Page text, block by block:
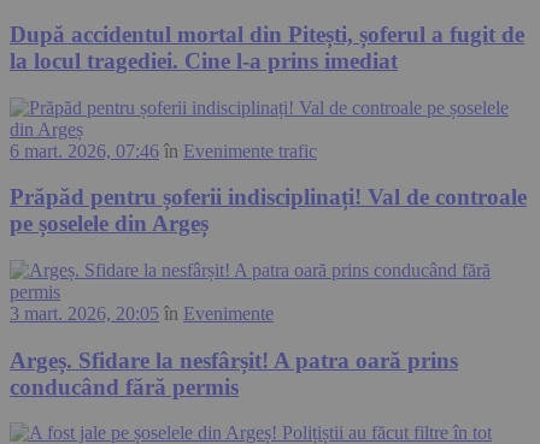
După accidentul mortal din Pitești, șoferul a fugit de
la locul tragediei. Cine l-a prins imediat
6 mart. 2026, 07:46 în Evenimente trafic
Prăpăd pentru șoferii indisciplinați! Val de controale
pe șoselele din Argeș
3 mart. 2026, 20:05 în Evenimente
Argeș. Sfidare la nesfârșit! A patra oară prins
conducând fără permis